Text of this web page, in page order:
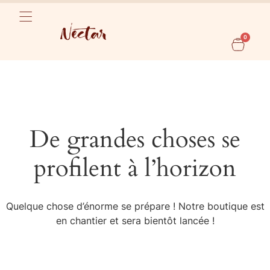
0
De grandes choses se
profilent à l’horizon
Quelque chose d’énorme se prépare ! Notre boutique est
en chantier et sera bientôt lancée !